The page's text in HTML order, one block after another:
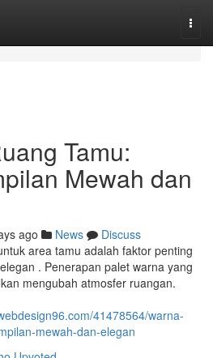
Tamu:
Mewah dan
ago News
Discuss
area tamu adalah faktor penting
. Penerapan palet warna yang
mengubah atmosfer ruangan.
41478564/warna-
mewah-dan-elegan